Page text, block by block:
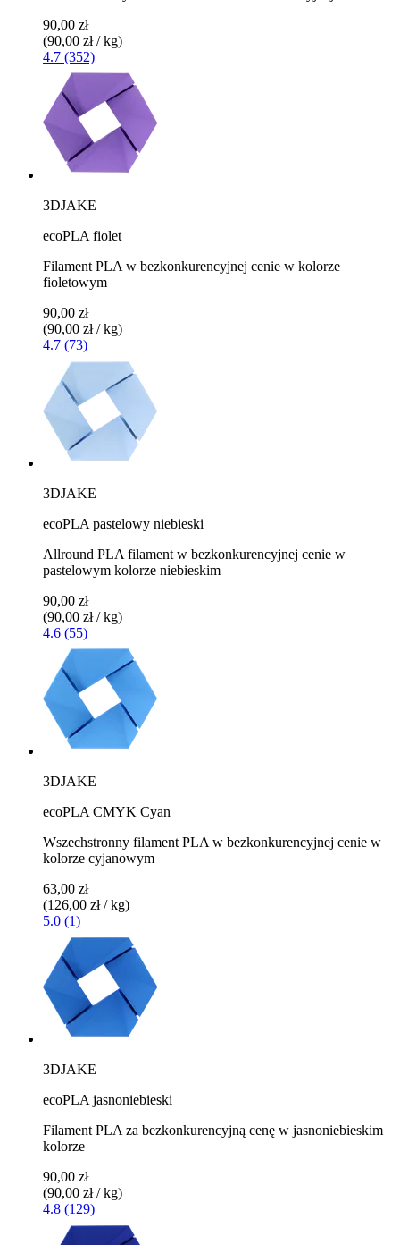
90,00 zł
(90,00 zł / kg)
4.7 (352)
3DJAKE
ecoPLA fiolet
Filament PLA w bezkonkurencyjnej cenie w kolorze
fioletowym
90,00 zł
(90,00 zł / kg)
4.7 (73)
3DJAKE
ecoPLA pastelowy niebieski
Allround PLA filament w bezkonkurencyjnej cenie w
pastelowym kolorze niebieskim
90,00 zł
(90,00 zł / kg)
4.6 (55)
3DJAKE
ecoPLA CMYK Cyan
Wszechstronny filament PLA w bezkonkurencyjnej cenie w
kolorze cyjanowym
63,00 zł
(126,00 zł / kg)
5.0 (1)
3DJAKE
ecoPLA jasnoniebieski
Filament PLA za bezkonkurencyjną cenę w jasnoniebieskim
kolorze
90,00 zł
(90,00 zł / kg)
4.8 (129)